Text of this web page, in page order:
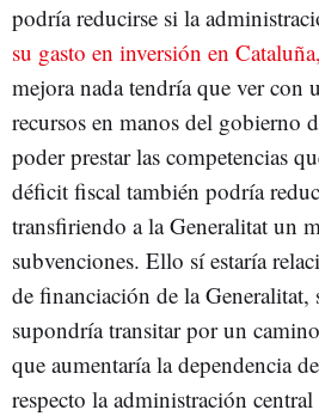
podría reducirse si la
su gasto en inversión en Cataluña,
mejora nada tendría que ver con
recursos en manos del gobierno
poder prestar las competencias
déficit fiscal también podría
transfiriendo a la Generalitat un
subvenciones. Ello sí estaría
de financiación de la Generalitat,
supondría transitar por un
que aumentaría la dependencia
respecto la administración